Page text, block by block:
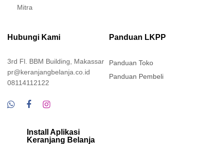
Mitra
Hubungi Kami
3rd Fl. BBM Building, Makassar
pr@keranjangbelanja.co.id
08114112122
Panduan LKPP
Panduan Toko
Panduan Pembeli
Install Aplikasi
Keranjang Belanja